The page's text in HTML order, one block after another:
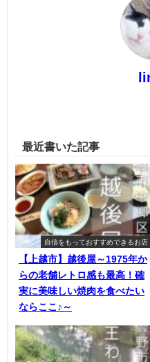
最近書いた記事
自信をもっておすすめできるお店
【上越市】越後屋～1975年か
らの老舗レトロ感も最高！確
実に美味しい焼肉を食べたい
ならここ♪～